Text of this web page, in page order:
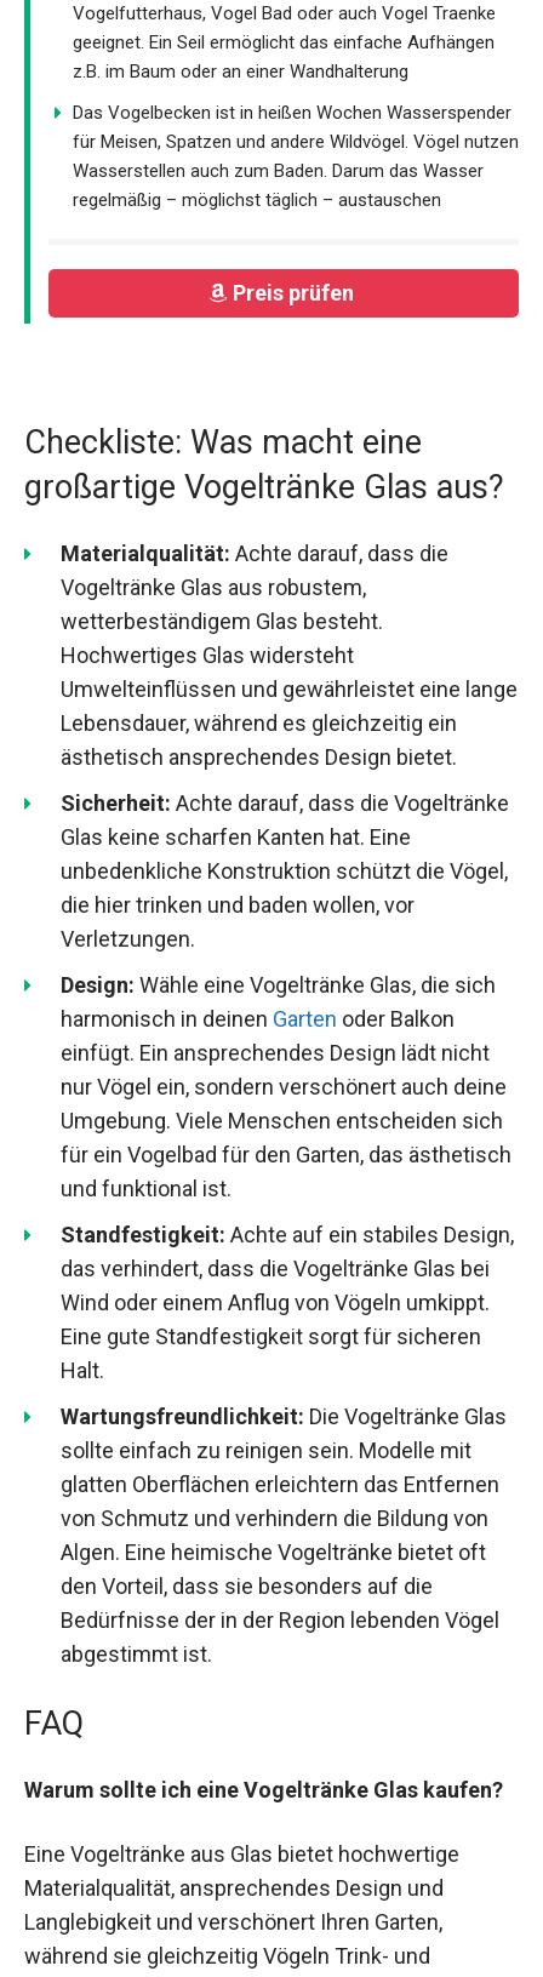
Vogelfutterhaus, Vogel Bad oder auch Vogel Traenke
geeignet. Ein Seil ermöglicht das einfache Aufhängen
z.B. im Baum oder an einer Wandhalterung
Das Vogelbecken ist in heißen Wochen Wasserspender
für Meisen, Spatzen und andere Wildvögel. Vögel nutzen
Wasserstellen auch zum Baden. Darum das Wasser
regelmäßig – möglichst täglich – austauschen
Preis prüfen
Checkliste: Was macht eine
großartige Vogeltränke Glas aus?
Materialqualität: Achte darauf, dass die
Vogeltränke Glas aus robustem,
wetterbeständigem Glas besteht.
Hochwertiges Glas widersteht
Umwelteinflüssen und gewährleistet eine lange
Lebensdauer, während es gleichzeitig ein
ästhetisch ansprechendes Design bietet.
Sicherheit: Achte darauf, dass die Vogeltränke
Glas keine scharfen Kanten hat. Eine
unbedenkliche Konstruktion schützt die Vögel,
die hier trinken und baden wollen, vor
Verletzungen.
Design: Wähle eine Vogeltränke Glas, die sich
harmonisch in deinen Garten oder Balkon
einfügt. Ein ansprechendes Design lädt nicht
nur Vögel ein, sondern verschönert auch deine
Umgebung. Viele Menschen entscheiden sich
für ein Vogelbad für den Garten, das ästhetisch
und funktional ist.
Standfestigkeit: Achte auf ein stabiles Design,
das verhindert, dass die Vogeltränke Glas bei
Wind oder einem Anflug von Vögeln umkippt.
Eine gute Standfestigkeit sorgt für sicheren
Halt.
Wartungsfreundlichkeit: Die Vogeltränke Glas
sollte einfach zu reinigen sein. Modelle mit
glatten Oberflächen erleichtern das Entfernen
von Schmutz und verhindern die Bildung von
Algen. Eine heimische Vogeltränke bietet oft
den Vorteil, dass sie besonders auf die
Bedürfnisse der in der Region lebenden Vögel
abgestimmt ist.
FAQ
Warum sollte ich eine Vogeltränke Glas kaufen?
Eine Vogeltränke aus Glas bietet hochwertige
Materialqualität, ansprechendes Design und
Langlebigkeit und verschönert Ihren Garten,
während sie gleichzeitig Vögeln Trink- und